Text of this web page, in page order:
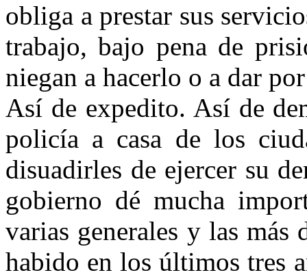
obliga a prestar sus
trabajo, bajo pena de
niegan a hacerlo o a dar
Así de expedito. Así de
policía a casa de los
disuadirles de ejercer su
gobierno dé mucha
varias generales y las
habido en los últimos tres